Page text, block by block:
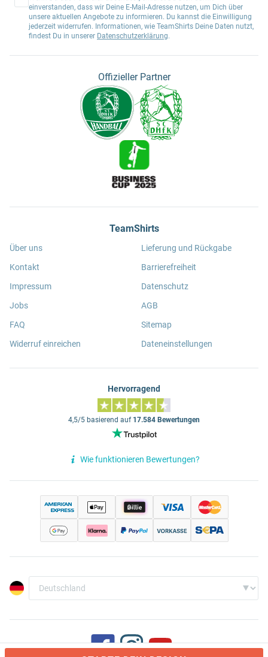
einverstanden, dass wir Deine E-Mail-Adresse nutzen, um Dich über
unsere aktuellen Angebote zu informieren. Du kannst die Einwilligung
jederzeit widerrufen. Informationen, wie TeamShirts Deine Daten nutzt,
findest Du in unserer Datenschutzerklärung.
Offizieller Partner
TeamShirts
Über uns
Kontakt
Impressum
Jobs
FAQ
Widerruf einreichen
Lieferung und Rückgabe
Barrierefreiheit
Datenschutz
AGB
Sitemap
Dateneinstellungen
Hervorragend
4,5/5 basierend auf 17.584 Bewertungen
Wie funktionieren Bewertungen?